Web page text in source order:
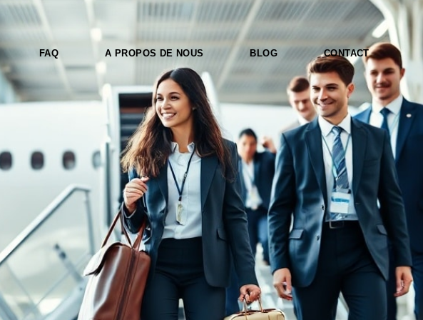
FAQ A PROPOS DE NOUS BLOG CONTACT